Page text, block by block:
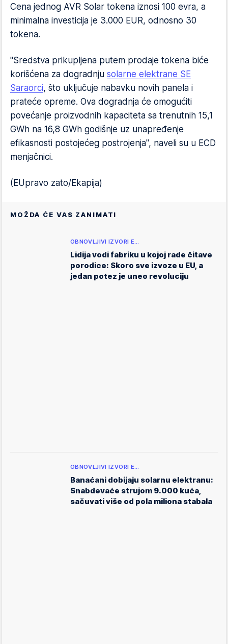
Cena jednog AVR Solar tokena iznosi 100 evra, a
minimalna investicija je 3.000 EUR, odnosno 30
tokena.
"Sredstva prikupljena putem prodaje tokena biće
korišćena za dogradnju solarne elektrane SE
Saraorci, što uključuje nabavku novih panela i
prateće opreme. Ova dogradnja će omogućiti
povećanje proizvodnih kapaciteta sa trenutnih 15,1
GWh na 16,8 GWh godišnje uz unapređenje
efikasnosti postojećeg postrojenja", naveli su u ECD
menjačnici.
(EUpravo zato/Ekapija)
MOŽDA ĆE VAS ZANIMATI
OBNOVLJIVI IZVORI E…
Lidija vodi fabriku u kojoj rade čitave
porodice: Skoro sve izvoze u EU, a
jedan potez je uneo revoluciju
OBNOVLJIVI IZVORI E…
Banaćani dobijaju solarnu elektranu:
Snabdevaće strujom 9.000 kuća,
sačuvati više od pola miliona stabala